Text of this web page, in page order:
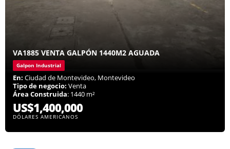
VA1885 VENTA GALPÓN 1440M2 AGUADA
Galpon Industrial
En: Ciudad de Montevideo, Montevideo
Tipo de negocio: Venta
Área Construida: 1440 m²
US$1,400,000
DÓLARES AMERICANOS